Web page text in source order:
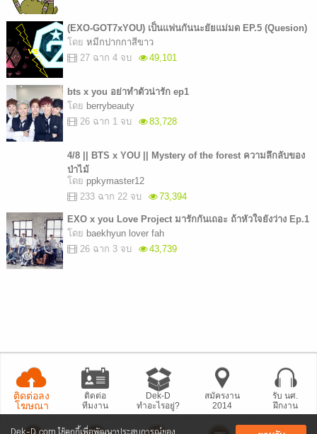
(EXO-GOT7xYOU) เป็นแฟนกันนะยัยแม่มด EP.5 (Quesion)
โดย หมีกปากกาสีขาว
27 ฉาก 4 จบ
49,101
bts x you อย่าทำตัวน่ารัก ep1
โดย berrybeauty
26 ฉาก 1 จบ
83,728
4/8 || BTS x YOU || Mystery of the forest ความลึกลับของ
ป่าไม้
โดย ppkymaster12
233 ฉาก 22 จบ
73,394
EXO x you Love Project มารักกันเถอะ ถ้าหัวใจยังว่าง Ep.1
โดย baekhyun lover fah
26 ฉาก 3 จบ
43,739
ติดต่อลง
โฆษณา
ติดต่อ
ทีมงาน
Dek-D
ทำอะไรอยู่?
สมัครงาน
2014
รับ นศ.
ฝึกงาน